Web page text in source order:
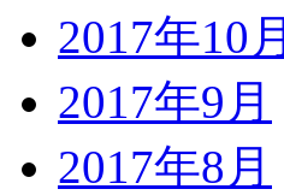
2017年10月
2017年9月
2017年8月